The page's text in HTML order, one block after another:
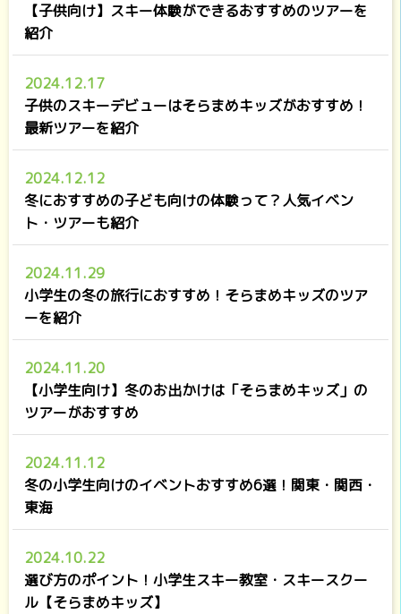
【子供向け】スキー体験ができるおすすめのツアーを
紹介
2024.12.17
子供のスキーデビューはそらまめキッズがおすすめ！
最新ツアーを紹介
2024.12.12
冬におすすめの子ども向けの体験って？人気イベン
ト・ツアーも紹介
2024.11.29
小学生の冬の旅行におすすめ！そらまめキッズのツア
ーを紹介
2024.11.20
【小学生向け】冬のお出かけは「そらまめキッズ」の
ツアーがおすすめ
2024.11.12
冬の小学生向けのイベントおすすめ6選！関東・関西・
東海
2024.10.22
選び方のポイント！小学生スキー教室・スキースクー
ル【そらまめキッズ】